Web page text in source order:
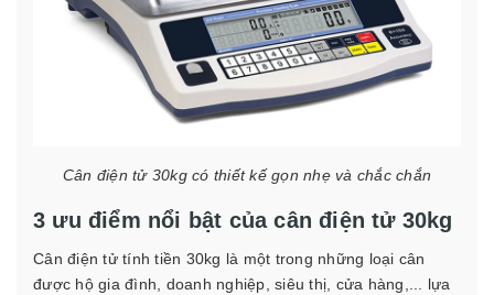
Cân điện tử 30kg có thiết kế gọn nhẹ và chắc chắn
3 ưu điểm nổi bật của cân điện tử 30kg
Cân điện tử tính tiền 30kg là một trong những loại cân
được hộ gia đình, doanh nghiệp, siêu thị, cửa hàng,... lựa